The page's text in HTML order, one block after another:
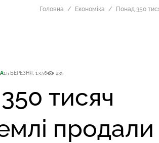
Головна Економіка Понад 350
15 БЕРЕЗНЯ, 13:56 235
тисяч
продали